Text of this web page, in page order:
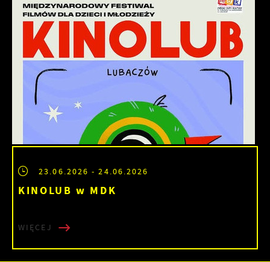
23.06.2026 - 24.06.2026
KINOLUB w MDK
WIĘCEJ